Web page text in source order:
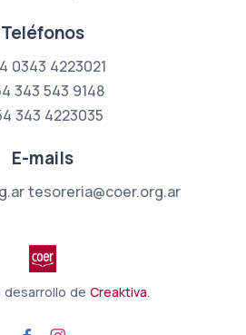
Teléfonos
0343 4223021
343 543 9148
343 4223035
E-mails
tesoreria@coer.org.ar
de Creaktiva.